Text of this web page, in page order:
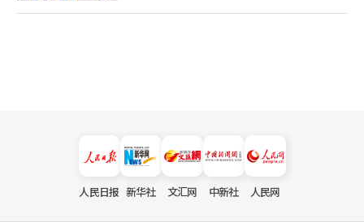
极有可能成为全球经济、供应链和技术霸权的核心舞台。2026年5
月的北京正是这一巨大潮流的热潮。而现在，世界又在关注另一个
场景，那就是习近平主席可能访朝。乌克兰战争后，朝鲜与俄罗斯
的关系迅速加深，军事合作、武器交易和技术交流的可能性被提上
人民日报 新华社 文汇网 中新社 人民网